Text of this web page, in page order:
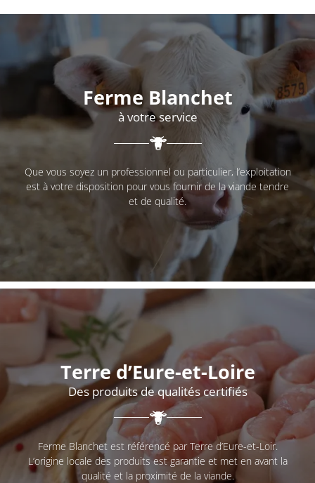
Ferme Blanchet
à votre service
Que vous soyez un professionnel ou particulier, l’exploitation
est à votre disposition pour vous fournir de la viande tendre
et de qualité.
Terre d’Eure-et-Loire
Des produits de qualités certifiés
Ferme Blanchet est référencé par Terre d’Eure-et-Loir.
L’origine locale des produits est garantie et met en avant la
qualité et la proximité de la viande.